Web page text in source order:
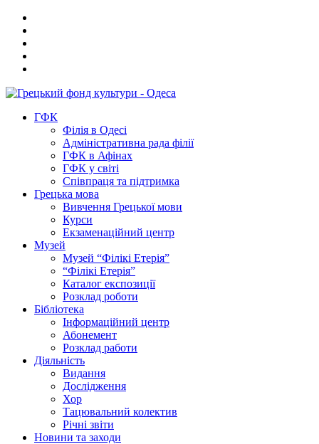
ГФК
Філія в Одесі
Адміністративна рада філії
ГФК в Афінах
ГФК у світі
Співпраця та підтримка
Грецька мова
Вивчення Грецької мови
Курси
Екзаменаційний центр
Музей
Музей “Філікі Етерія”
“Філікі Етерія”
Каталог експозиції
Розклад роботи
Бібліотека
Інформаційний центр
Абонемент
Розклад работи
Діяльність
Видання
Дослідження
Хор
Тацювальний колектив
Річні звіти
Новини та заходи